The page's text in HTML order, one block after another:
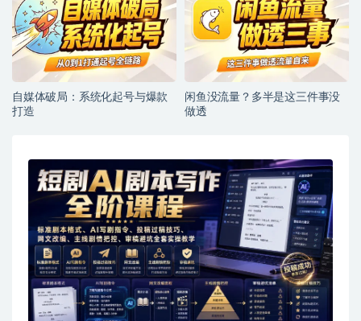
自媒体破局：系统化起号与爆款
打造
闲鱼没流量？多半是这三件事没
做透